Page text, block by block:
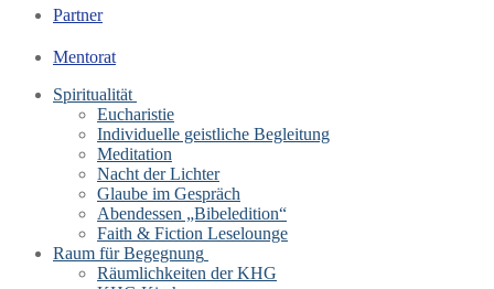
Partner
Mentorat
Spiritualität
Eucharistie
Individuelle geistliche Begleitung
Meditation
Nacht der Lichter
Glaube im Gespräch
Abendessen „Bibeledition“
Faith & Fiction Leselounge
Raum für Begegnung
Räumlichkeiten der KHG